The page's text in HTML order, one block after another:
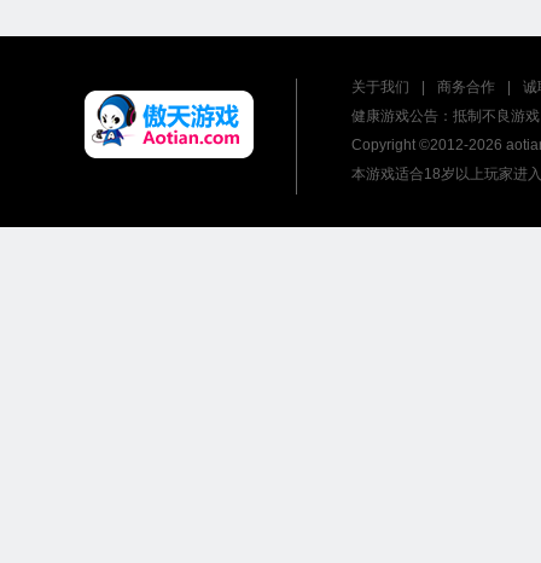
关于我们 商务合作
诚
健康游戏公告：抵制不良游
Copyright ©2012-2026
本游戏适合18岁以上玩家进